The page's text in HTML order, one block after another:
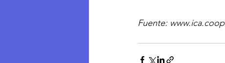
Fuente: www.ica.coop